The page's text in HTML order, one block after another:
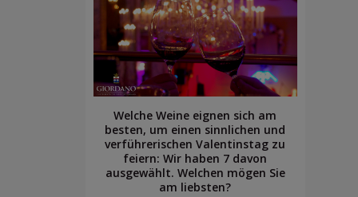
Welche Weine eignen sich am
besten, um einen sinnlichen und
verführerischen Valentinstag zu
feiern: Wir haben 7 davon
ausgewählt. Welchen mögen Sie
am liebsten?